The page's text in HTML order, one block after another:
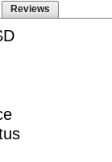
Reviews